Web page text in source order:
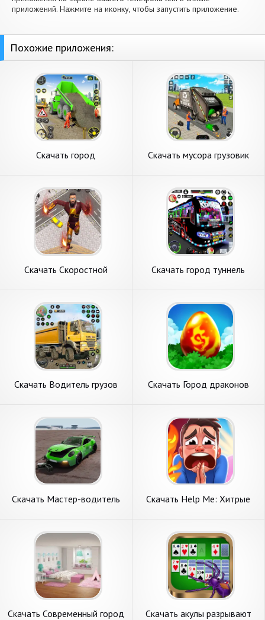
приложений. Нажмите на иконку, чтобы запустить приложение.
Похожие приложения:
Скачать город
APK на Андроид
Скачать мусора грузовик
Андроид
Скачать Скоростной
на Андроид
Скачать город туннель
Андроид
Скачать Водитель грузов
на Андроид
Скачать Город драконов
Андроид
Скачать Мастер-водитель
Андроид
Скачать Help Me: Хитрые
Скачать Современный город
Скачать акулы разрывают